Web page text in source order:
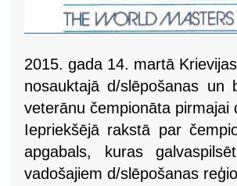
2015. gada 14. martā
nosauktajā d/slēpošanas un
veterānu čempionāta pirmajai
Iepriekšējā rakstā par
apgabals, kuras
vadošajiem d/slēpošanas